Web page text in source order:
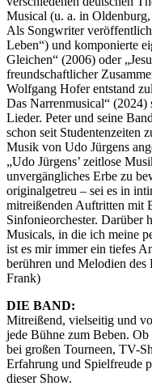
Musical (u. a. in
Als Songwriter
Leben“) und komponierte
Gleichen“ (2006) oder
freundschaftlicher
Wolfgang Hofer entstand
Das Narrenmusical“ (2024)
Lieder. Peter und seine
schon seit Studentenzeiten
Musik von Udo Jürgens
„Udo Jürgens’ zeitlose
unvergängliches Erbe zu
originalgetreu – sei es in
mitreißenden Auftritten mit
Sinfonieorchester. Darüber
Musicals, in die ich meine
ist es mir immer ein tiefes
berühren und Melodien des
Frank)
DIE BAND:
Mitreißend, vielseitig und
jede Bühne zum Beben.
bei großen Tourneen, TV-
Erfahrung und Spielfreude
dieser Show.